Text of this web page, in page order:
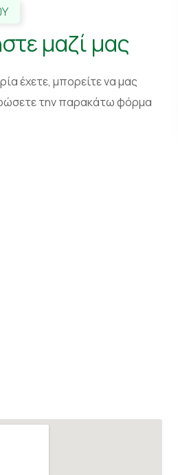
μαζί μας
έχετε, μπορείτε να μας
την παρακάτω φόρμα